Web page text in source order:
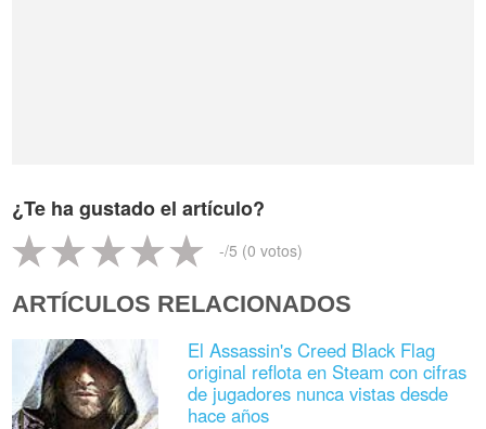
¿Te ha gustado el artículo?
-/5 (0 votos)
ARTÍCULOS RELACIONADOS
El Assassin's Creed Black Flag
original reflota en Steam con cifras
de jugadores nunca vistas desde
hace años